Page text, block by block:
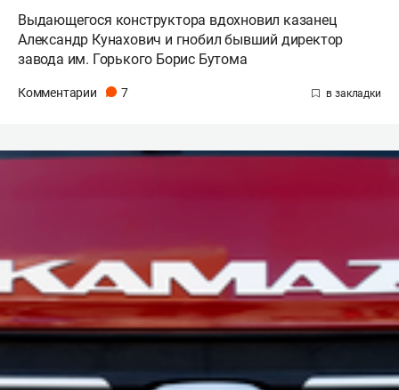
Выдающегося конструктора вдохновил казанец
Александр Кунахович и гнобил бывший директор
завода им. Горького Борис Бутома
Комментарии 7